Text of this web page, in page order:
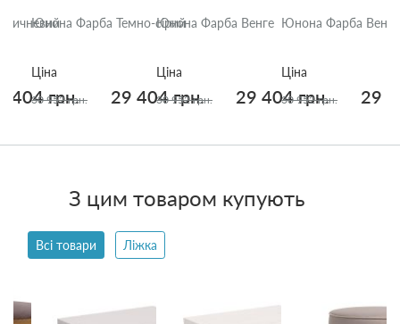
404 грн.
Юнона Фарба Темно-сірий
Ціна
30 952 грн. 29 404 грн.
Юнона Фарба Венге
Ціна
30 952 грн. 29 404 грн.
Юнона Фарба
Ціна
30 952 грн. 29
З цим товаром купують
Всі товари Ліжка